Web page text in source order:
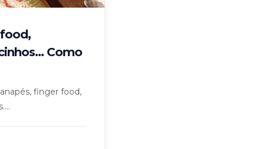
Como
finger food,